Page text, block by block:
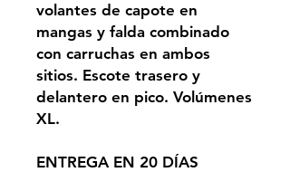
volantes de capote en
mangas y falda combinado
con carruchas en ambos
sitios. Escote trasero y
delantero en pico. Volúmenes
XL.
ENTREGA EN 20 DÍAS